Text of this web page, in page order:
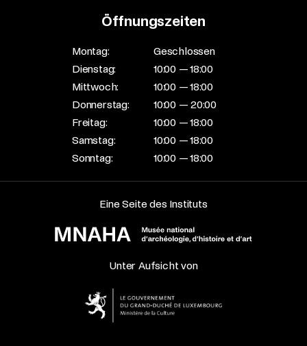
Öffnungszeiten
Montag:
Geschlossen
Dienstag:
10:00 — 18:00
Mittwoch:
10:00 — 18:00
Donnerstag:
10:00 — 20:00
Freitag:
10:00 — 18:00
Samstag:
10:00 — 18:00
Sonntag:
10:00 — 18:00
Eine Seite des Instituts
Unter Aufsicht von